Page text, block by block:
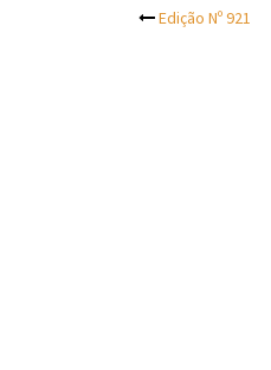
Post
Edição Nº 921